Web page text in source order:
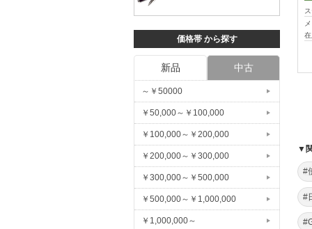
▼
#
#
価格帯 から探す
新品 中古
～￥50000
￥50,000～￥100,000
￥100,000～￥200,000
￥200,000～￥300,000
￥300,000～￥500,000
￥500,000～￥1,000,000
￥1,000,000～